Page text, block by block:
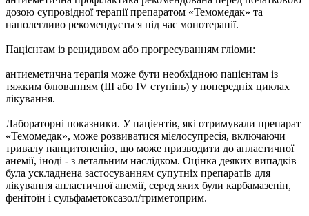
дозою супровідної терапії препаратом «Темомедак» та
наполегливо рекомендується під час монотерапії.
Пацієнтам із рецидивом або прогресуванням гліоми:
антиеметична терапія може бути необхідною пацієнтам із
тяжким блюванням (III або IV ступінь) у попередніх циклах
лікування.
Лабораторні показники. У пацієнтів, які отримували препарат
«Темомедак», може розвиватися мієлосупресія, включаючи
тривалу панцитопенію, що може призводити до апластичної
анемії, іноді - з летальним наслідком. Оцінка деяких випадків
була ускладнена застосуванням супутніх препаратів для
лікування апластичної анемії, серед яких були карбамазепін,
фенітоїн і сульфаметоксазол/триметоприм.